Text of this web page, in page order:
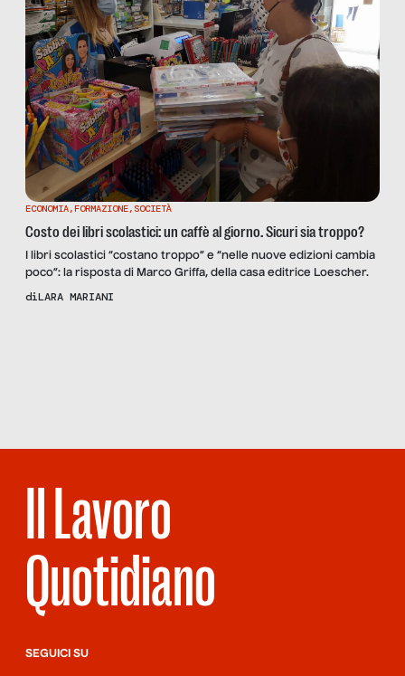
ECONOMIA,FORMAZIONE, SOCIETÀ
Costo dei libri scolastici: un caffè al giorno. Sicuri sia troppo?
I libri scolastici “costano troppo” e “nelle nuove edizioni cambia
poco”: la risposta di Marco Griffa, della casa editrice Loescher.
diLARA MARIANI
Il Lavoro
Quotidiano
SEGUICI SU